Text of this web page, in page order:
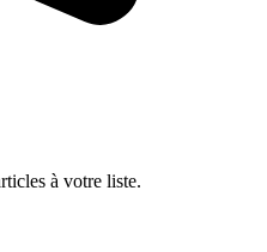
à votre liste.